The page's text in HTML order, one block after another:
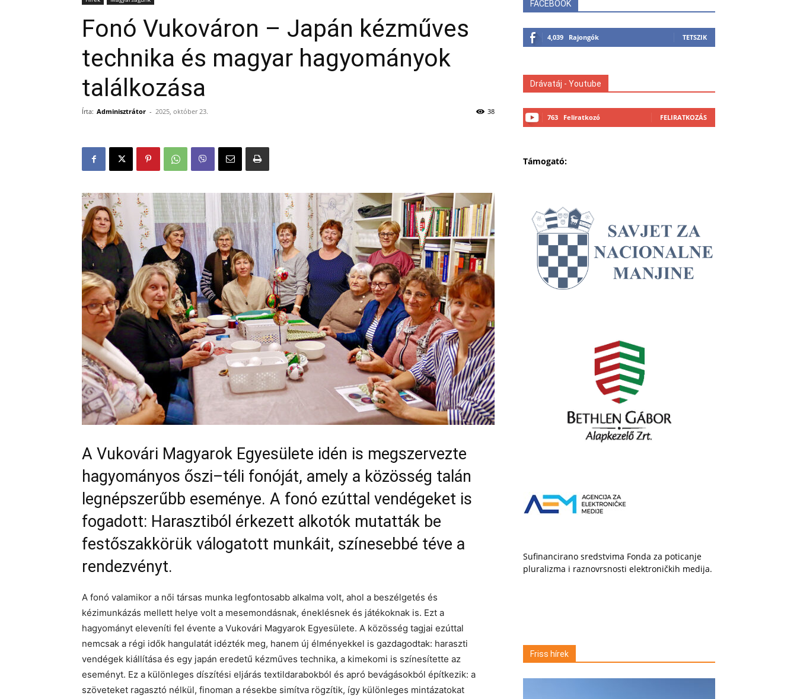
Fonó Vukováron – Japán kézműves
technika és magyar hagyományok
találkozása
Írta: Adminisztrátor - 2025, október 23. 38
A Vukovári Magyarok Egyesülete idén is megszervezte
hagyományos őszi–téli fonóját, amely a közösség talán
legnépszerűbb eseménye. A fonó ezúttal vendégeket is
fogadott: Harasztiból érkezett alkotók mutatták be
festőszakkörük válogatott munkáit, színesebbé téve a
rendezvényt.
A fonó valamikor a női társas munka legfontosabb alkalma volt, ahol a beszélgetés és
kézimunkázás mellett helye volt a mesemondásnak, éneklésnek és játékoknak is. Ezt a
hagyományt eleveníti fel évente a Vukovári Magyarok Egyesülete. A közösség tagjai ezúttal
nemcsak a régi idők hangulatát idézték meg, hanem új élményekkel is gazdagodtak: haraszti
vendégek kiállítása és egy japán eredetű kézműves technika, a kimekomi is színesítette az
eseményt. Ez a különleges díszítési eljárás textildarabokból és apró bevágásokból építkezik: a
szöveteket ragasztó nélkül, finoman a résekbe simítva rögzítik, így különleges mintázatokat
FACEBOOK
4,039 Rajongók TETSZIK
Drávatáj - Youtube
763 Feliratkozó FELIRATKOZÁS
Támogató:
Sufinancirano sredstvima Fonda za poticanje
pluralizma i raznovrsnosti elektroničkih medija.
Friss hírek